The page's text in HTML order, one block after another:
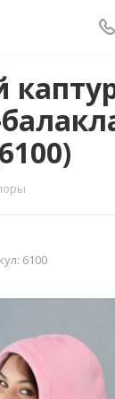
6100